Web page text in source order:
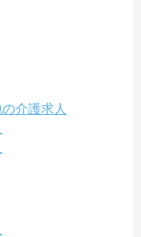
介護求人